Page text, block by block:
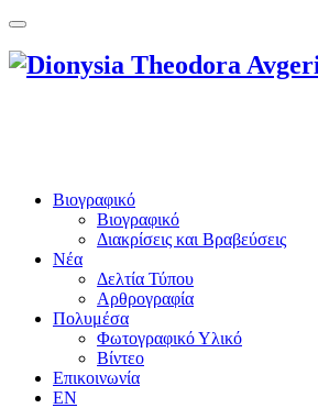
Βιογραφικό
Βιογραφικό
Διακρίσεις και Βραβεύσεις
Νέα
Δελτία Τύπου
Αρθρογραφία
Πολυμέσα
Φωτογραφικό Υλικό
Βίντεο
Επικοινωνία
EN